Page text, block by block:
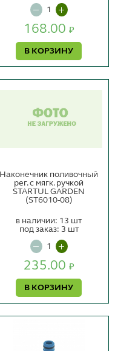
168.00 ₽
В КОРЗИНУ
Наконечник поливочный
рег. с мягк. ручкой
STARTUL GARDEN
(ST6010-08)
235.00 ₽
В КОРЗИНУ
в наличии: 13 шт
под заказ: 3 шт